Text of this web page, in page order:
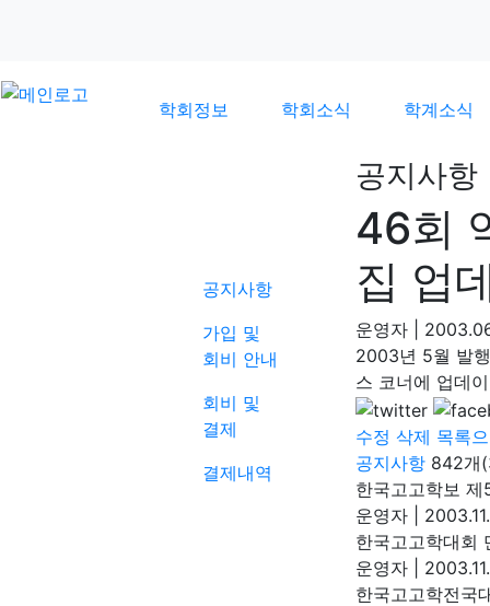
학회정보 학회소식 학계소식
공지사항
가입 및
회비 안내
회비 및
결제
결제내역
공지사항
46회
집 업
운영자
2003년 5월 발
스 코너에 업데
수정 삭제 목록
공지사항 842개
한국고고학보
운영자
한국고고학대회
운영자
한국고고학전국